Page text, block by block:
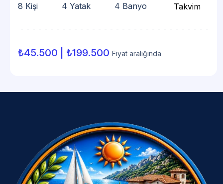
8 Kişi 4 Yatak 4 Banyo Takvim
₺45.500 | ₺199.500 Fiyat aralığında